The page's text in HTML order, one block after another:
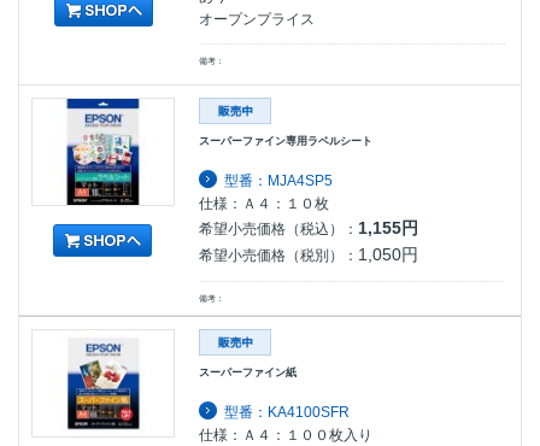
オープンプライス
備考：
スーパーファイン専用ラベルシート
型番：MJA4SP5
仕様：Ａ４：１０枚
希望小売価格（税込）： 1,155円
希望小売価格（税別）： 1,050円
備考：
スーパーファイン紙
型番：KA4100SFR
仕様：Ａ４：１００枚入り